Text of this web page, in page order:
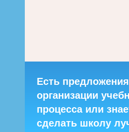
Есть
организации
процесса или
сделать школу